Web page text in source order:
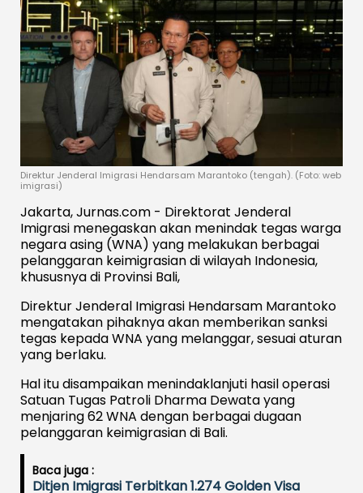
Direktur Jenderal Imigrasi Hendarsam Marantoko (tengah). (Foto: web
imigrasi)
Jakarta, Jurnas.com - Direktorat Jenderal
Imigrasi menegaskan akan menindak tegas warga
negara asing (WNA) yang melakukan berbagai
pelanggaran keimigrasian di wilayah Indonesia,
khususnya di Provinsi Bali,
Direktur Jenderal Imigrasi Hendarsam Marantoko
mengatakan pihaknya akan memberikan sanksi
tegas kepada WNA yang melanggar, sesuai aturan
yang berlaku.
Hal itu disampaikan menindaklanjuti hasil operasi
Satuan Tugas Patroli Dharma Dewata yang
menjaring 62 WNA dengan berbagai dugaan
pelanggaran keimigrasian di Bali.
Baca juga :
Ditjen Imigrasi Terbitkan 1.274 Golden Visa